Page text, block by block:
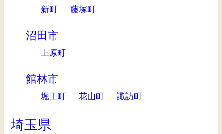
新町 藤塚町
沼田市
上原町
館林市
堀工町 花山町 諏訪町
埼玉県